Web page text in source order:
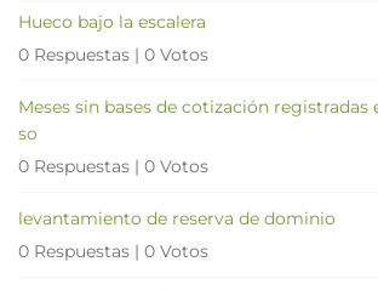
Hueco bajo la escalera
0 Respuestas | 0 Votos
Meses sin bases de cotización registradas
so
0 Respuestas | 0 Votos
levantamiento de reserva de dominio
0 Respuestas | 0 Votos